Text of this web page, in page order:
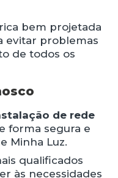
bem projetada
evitar problemas
de todos os
de rede
forma segura e
Minha Luz.
qualificados
às necessidades